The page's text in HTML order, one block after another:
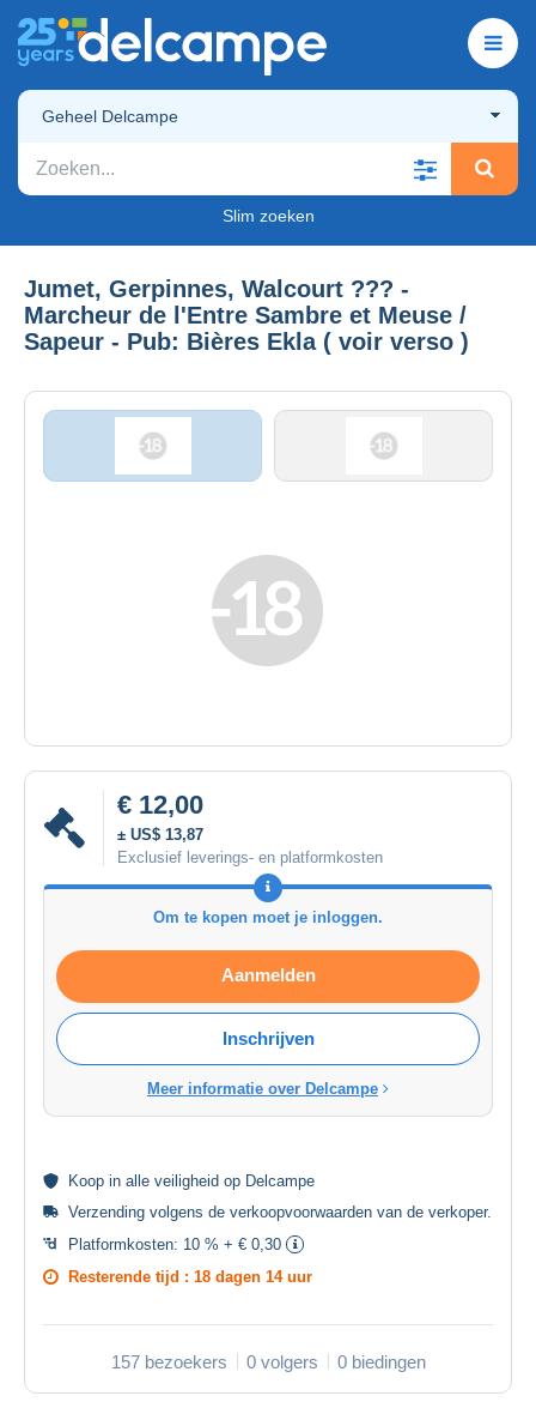
Geheel Delcampe
Slim zoeken
Jumet, Gerpinnes, Walcourt ??? -
Marcheur de l'Entre Sambre et Meuse /
Sapeur - Pub: Bières Ekla ( voir verso )
€ 12,00
± US$ 13,87
Exclusief leverings- en platformkosten
Om te kopen moet je inloggen.
Aanmelden
Inschrijven
Meer informatie over Delcampe
Koop in alle veiligheid op Delcampe
Verzending volgens de verkoopvoorwaarden van de verkoper.
Platformkosten: 10 % + € 0,30
Resterende tijd : 18 dagen 14 uur
157 bezoekers 0 volgers 0 biedingen